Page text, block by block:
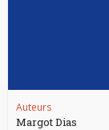
Auteurs
Margot Dias